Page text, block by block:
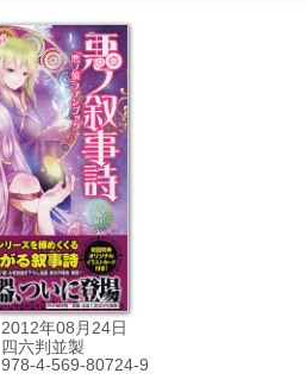
2012年08月24日
四六判並製
978-4-569-80724-9